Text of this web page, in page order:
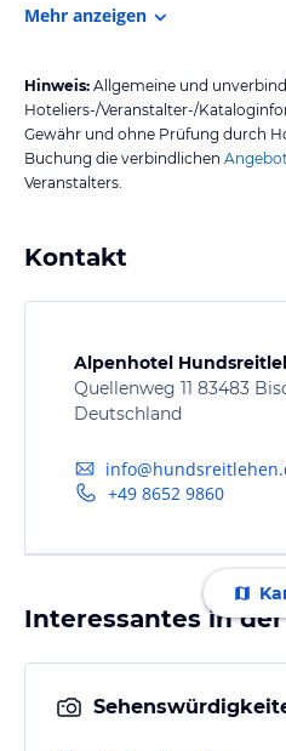
Mehr anzeigen
Hinweis: Allgemeine und
Hoteliers-/Veranstalter-/
Gewähr und ohne Prüfung durch
Buchung die verbindlichen
Veranstalters.
Kontakt
Alpenhotel
Quellenweg 11 83483
Deutschland
+49 8652 9860
Interessantes in der